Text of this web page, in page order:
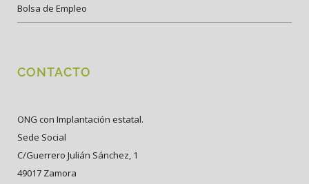
Bolsa de Empleo
CONTACTO
ONG con Implantación estatal.
Sede Social
C/Guerrero Julián Sánchez, 1
49017 Zamora